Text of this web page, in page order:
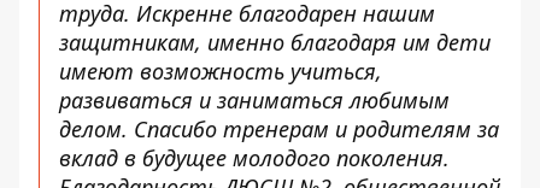
труда. Искренне благодарен нашим
защитникам, именно благодаря им дети
имеют возможность учиться,
развиваться и заниматься любимым
делом. Спасибо тренерам и родителям за
вклад в будущее молодого поколения.